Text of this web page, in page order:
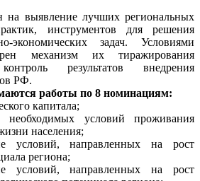
на выявление лучших региональных
инструментов для решения
экономических задач. Условиями
механизм их тиражирования
результатов внедрения
РФ.
работы по 8 номинациям:
капитала;
условий проживания
населения;
направленных на рост
региона;
направленных на рост